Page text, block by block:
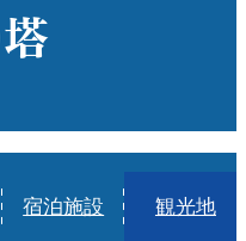
宿泊施設 観光地